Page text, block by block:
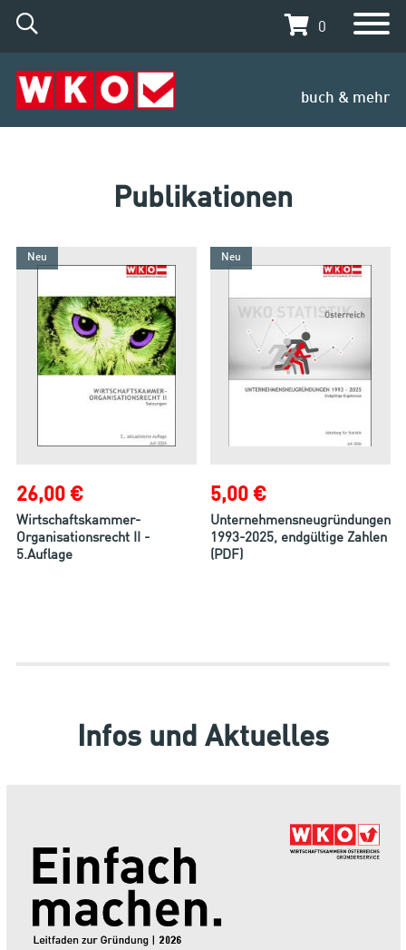
0
buch & mehr
Publikationen
Neu
26,00 €
Wirtschaftskammer-
Organisationsrecht II -
5.Auflage
Neu
5,00 €
Unternehmensneugründungen
1993-2025, endgültige Zahlen
(PDF)
Infos und Aktuelles